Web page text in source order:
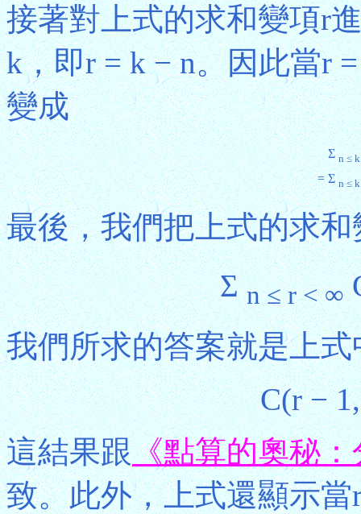
接著對上式的求和變項r
k，即r = k − n。因此當r
變成
Σn ≤
= Σn ≤
最後，我們把上式的求
Σn ≤ r < ∞
我們所求的答案就是上式
C(r −
這結果跟《點算的奧秘
致。此外，上式還顯示